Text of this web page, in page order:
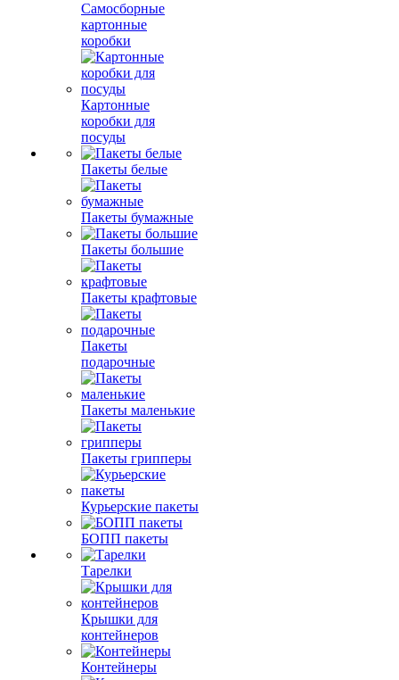
Самосборные
картонные
коробки
Картонные
коробки для
посуды
Пакеты белые
Пакеты бумажные
Пакеты большие
Пакеты крафтовые
Пакеты
подарочные
Пакеты маленькие
Пакеты грипперы
Курьерские пакеты
БОПП пакеты
Тарелки
Крышки для
контейнеров
Контейнеры